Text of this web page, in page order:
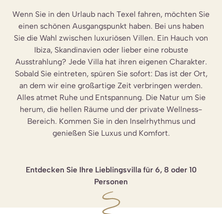
Wenn Sie in den Urlaub nach Texel fahren, möchten Sie
einen schönen Ausgangspunkt haben. Bei uns haben
Sie die Wahl zwischen luxuriösen Villen. Ein Hauch von
Ibiza, Skandinavien oder lieber eine robuste
Ausstrahlung? Jede Villa hat ihren eigenen Charakter.
Sobald Sie eintreten, spüren Sie sofort: Das ist der Ort,
an dem wir eine großartige Zeit verbringen werden.
Alles atmet Ruhe und Entspannung. Die Natur um Sie
herum, die hellen Räume und der private Wellness-
Bereich. Kommen Sie in den Inselrhythmus und
genießen Sie Luxus und Komfort.
Entdecken Sie Ihre Lieblingsvilla für 6, 8 oder 10
Personen